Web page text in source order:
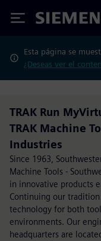
Siemens
Esta página se
¿Deseas ver el
TRAK Run
TRAK Machine
Industries
Since 1963,
Machine Tools -
in innovative products
Continuing our
technology for both
environments. Our
headquarters are